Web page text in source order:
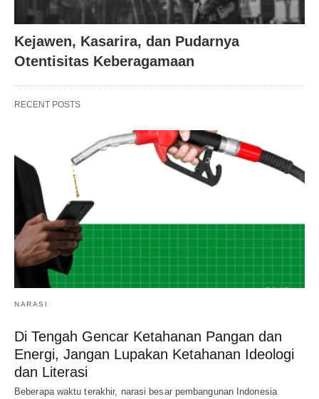
Kejawen, Kasarira, dan Pudarnya
Otentisitas Keberagamaan
RECENT POSTS
NARASI
Di Tengah Gencar Ketahanan Pangan dan
Energi, Jangan Lupakan Ketahanan Ideologi
dan Literasi
Beberapa waktu terakhir, narasi besar pembangunan Indonesia